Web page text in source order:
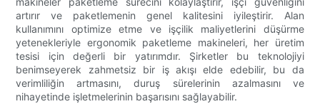
artırır ve paketlemenin genel kalitesini iyileştirir. Alan
kullanımını optimize etme ve işçilik maliyetlerini düşürme
yetenekleriyle ergonomik paketleme makineleri, her üretim
tesisi için değerli bir yatırımdır. Şirketler bu teknolojiyi
benimseyerek zahmetsiz bir iş akışı elde edebilir, bu da
verimliliğin artmasını, duruş sürelerinin azalmasını ve
nihayetinde işletmelerinin başarısını sağlayabilir.